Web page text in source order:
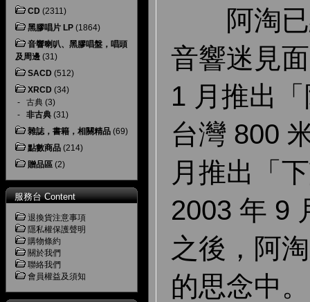
CD (2311)
黑膠唱片 LP (1864)
音響喇叭、黑膠唱盤，唱頭
及周邊 (31)
SACD (512)
XRCD (34)
- 古典 (3)
- 非古典 (31)
雜誌，書籍，相關精品 (69)
點數商品 (214)
贈品區 (2)
服務台 Content
退換貨注意事項
隱私權保護聲明
購物條約
關於我們
聯絡我們
會員權益及須知
阿淘已
音響迷見
1 月推出
台灣 800
月推出「
2003 年 9
之後，阿
的思念中